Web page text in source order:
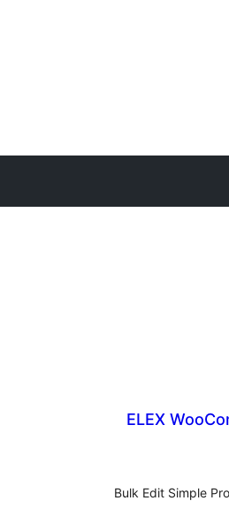
ELEX
Bulk Edit Simple